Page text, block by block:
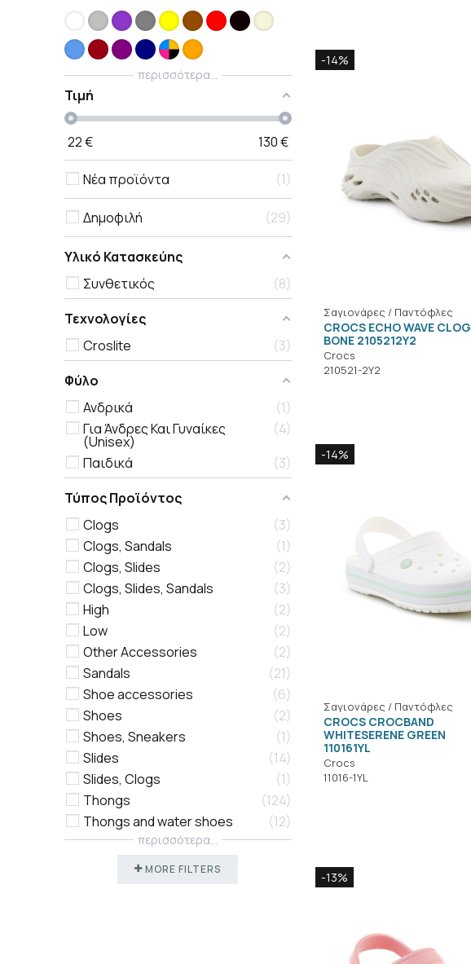
-14%
Σαγιονάρες / Παντόφλες
CROCS ECHO WAVE CLOG
BONE 2105212Y2
Crocs
210521-2Y2
-14%
Σαγιονάρες / Παντόφλες
CROCS CROCBAND
WHITESERENE GREEN
110161YL
Crocs
11016-1YL
-13%
περισσότερα...
Τιμή
22€ 130€
Νέα προϊόντα 1
Δημοφιλή 29
Υλικό Κατασκεύης
Συνθετικός
8
Τεχνολογίες
Croslite
3
Φύλο
Ανδρικά
1
Για Άνδρες Και Γυναίκες
(Unisex)
4
Παιδικά
3
Τύπος Προϊόντος
Clogs
3
Clogs, Sandals
1
Clogs, Slides
2
Clogs, Slides, Sandals
3
High
2
Low
2
Other Accessories
2
Sandals
21
Shoe accessories
6
Shoes
2
Shoes, Sneakers
1
Slides
14
Slides, Clogs
1
Thongs
124
Thongs and water shoes
12
περισσότερα...
MORE FILTERS